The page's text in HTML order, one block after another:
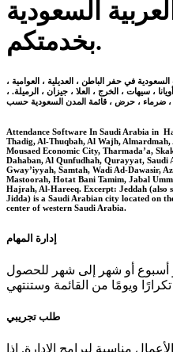
السعودية
بخدمتكم.
في حفر الباطن ، العديلية ، العوامية ،
، سيهات ، الخرج ، العلا ، جيزان ، الرميلة. ،
Attendance Software In Saudi Arabia in
Thadig, Al-Thuqbah, Al Wajh,
Mousaed Economic City, Tharmada’a,
Dahaban, Al Qunfudhah, Qurayyat,
Gway’iyyah, Samtah, Wadi Ad-Dawasir,
Mastoorah, Hotat Bani Tamim, Jabal
Hajrah, Al-Hareeq. Excerpt: Jeddah (also
Jidda) is a Saudi Arabian city located on
center of western Saudi Arabia.
أسبوع أو شهر إلى شهر للحصول
طلب تجريبي
مناسبة لبرامج الإدارة. إذا